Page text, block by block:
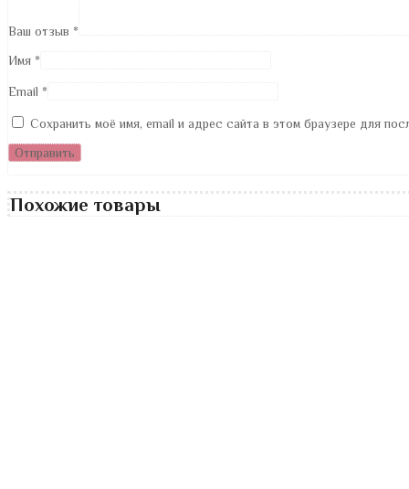
Ваш отзыв *
Имя *
Email *
Сохранить моё имя, email и адрес сайта в этом браузере для
Похожие товары